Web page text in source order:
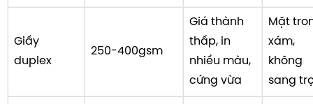
Giấy
duplex
250-400gsm
Giá thành
thấp, in
nhiều màu,
cứng vừa
Mặt
xám,
không
sang